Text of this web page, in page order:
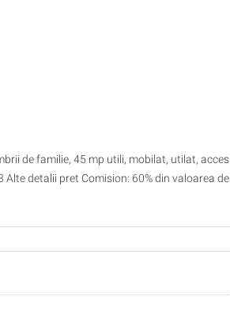
de familie, 45 mp utili, mobilat, utilat, acces
detalii pret Comision: 60% din valoarea de